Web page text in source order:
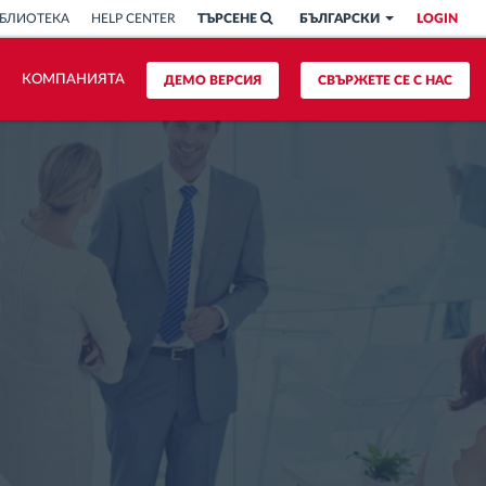
LOGIN
БЪЛГАРСКИ
ТЪРСЕНЕ
HELP CENTER
СВЪРЖЕТЕ СЕ С НАС
ДЕМО ВЕРСИЯ
КОМПАНИЯТА